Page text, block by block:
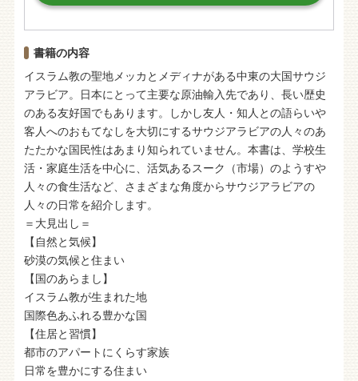
書籍の内容
イスラム教の聖地メッカとメディナがある中東の大国サウジ
アラビア。日本にとって主要な原油輸入先であり、長い歴史
のある友好国でもあります。しかし友人・知人との語らいや
客人へのおもてなしを大切にするサウジアラビアの人々のあ
たたかな国民性はあまり知られていません。本書は、学校生
活・家庭生活を中心に、活気あるスーク（市場）のようすや
人々の食生活など、さまざまな角度からサウジアラビアの
人々の日常を紹介します。
＝大見出し＝
【自然と気候】
砂漠の気候と住まい
【国のあらまし】
イスラム教が生まれた地
国際色あふれる豊かな国
【住居と習慣】
都市のアパートにくらす家族
日常を豊かにする住まい